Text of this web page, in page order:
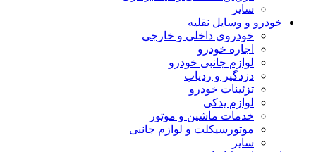
سایر
خودرو و وسایل نقلیه
خودروی داخلی و خارجی
اجاره خودرو
لوازم جانبی خودرو
دزدگیر و ردیاب
تزئینات خودرو
لوازم یدکی
خدمات ماشین و موتور
موتورسیکلت و لوازم جانبی
سایر